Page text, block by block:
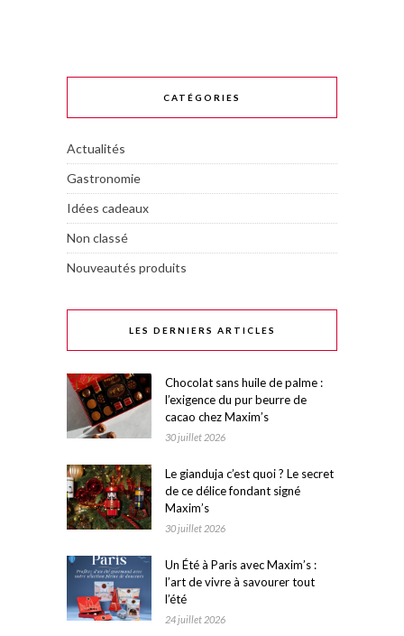
CATÉGORIES
Actualités
Gastronomie
Idées cadeaux
Non classé
Nouveautés produits
LES DERNIERS ARTICLES
Chocolat sans huile de palme :
l’exigence du pur beurre de
cacao chez Maxim’s
30 juillet 2026
Le gianduja c’est quoi ? Le secret
de ce délice fondant signé
Maxim’s
30 juillet 2026
Un Été à Paris avec Maxim’s :
l’art de vivre à savourer tout
l’été
24 juillet 2026